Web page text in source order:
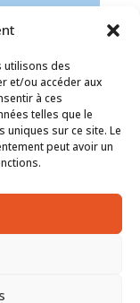
utilisons des
et/ou accéder aux
à ces
telles que le
sur ce site. Le
peut avoir un